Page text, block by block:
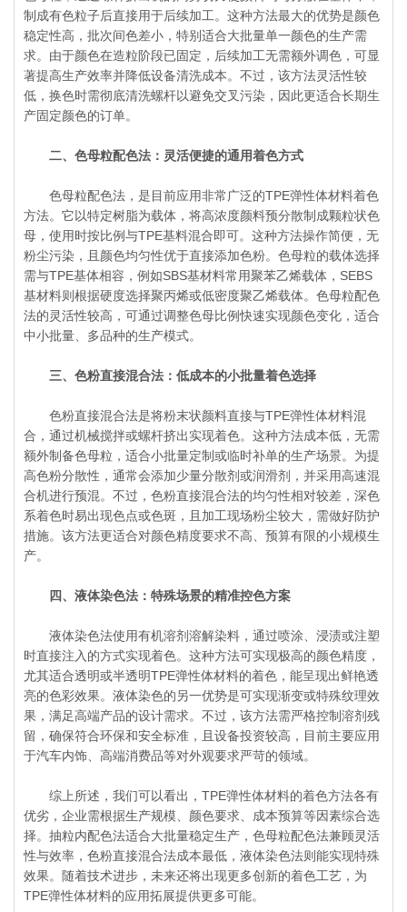
制成有色粒子后直接用于后续加工。这种方法最大的优势是颜色
稳定性高，批次间色差小，特别适合大批量单一颜色的生产需
求。由于颜色在造粒阶段已固定，后续加工无需额外调色，可显
著提高生产效率并降低设备清洗成本。不过，该方法灵活性较
低，换色时需彻底清洗螺杆以避免交叉污染，因此更适合长期生
产固定颜色的订单。
二、色母粒配色法：灵活便捷的通用着色方式
色母粒配色法，是目前应用非常广泛的TPE弹性体材料着色
方法。它以特定树脂为载体，将高浓度颜料预分散制成颗粒状色
母，使用时按比例与TPE基料混合即可。这种方法操作简便，无
粉尘污染，且颜色均匀性优于直接添加色粉。色母粒的载体选择
需与TPE基体相容，例如SBS基材料常用聚苯乙烯载体，SEBS
基材料则根据硬度选择聚丙烯或低密度聚乙烯载体。色母粒配色
法的灵活性较高，可通过调整色母比例快速实现颜色变化，适合
中小批量、多品种的生产模式。
三、色粉直接混合法：低成本的小批量着色选择
色粉直接混合法是将粉末状颜料直接与TPE弹性体材料混
合，通过机械搅拌或螺杆挤出实现着色。这种方法成本低，无需
额外制备色母粒，适合小批量定制或临时补单的生产场景。为提
高色粉分散性，通常会添加少量分散剂或润滑剂，并采用高速混
合机进行预混。不过，色粉直接混合法的均匀性相对较差，深色
系着色时易出现色点或色斑，且加工现场粉尘较大，需做好防护
措施。该方法更适合对颜色精度要求不高、预算有限的小规模生
产。
四、液体染色法：特殊场景的精准控色方案
液体染色法使用有机溶剂溶解染料，通过喷涂、浸渍或注塑
时直接注入的方式实现着色。这种方法可实现极高的颜色精度，
尤其适合透明或半透明TPE弹性体材料的着色，能呈现出鲜艳透
亮的色彩效果。液体染色的另一优势是可实现渐变或特殊纹理效
果，满足高端产品的设计需求。不过，该方法需严格控制溶剂残
留，确保符合环保和安全标准，且设备投资较高，目前主要应用
于汽车内饰、高端消费品等对外观要求严苛的领域。
综上所述，我们可以看出，TPE弹性体材料的着色方法各有
优劣，企业需根据生产规模、颜色要求、成本预算等因素综合选
择。抽粒内配色法适合大批量稳定生产，色母粒配色法兼顾灵活
性与效率，色粉直接混合法成本最低，液体染色法则能实现特殊
效果。随着技术进步，未来还将出现更多创新的着色工艺，为
TPE弹性体材料的应用拓展提供更多可能。